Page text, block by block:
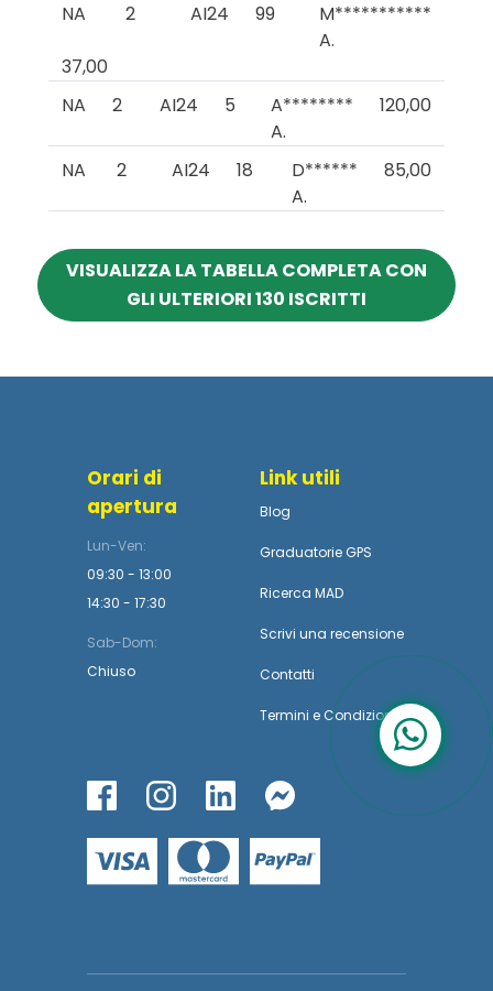
NA 2 AI24 99
M***********
A.
37,00
NA
2 AI24 5
A********
A.
120,00
NA 2 AI24 18
D******
A.
85,00
VISUALIZZA LA TABELLA COMPLETA CON
GLI ULTERIORI 130 ISCRITTI
Orari di
apertura
Lun-Ven:
09:30 - 13:00
14:30 - 17:30
Sab-Dom:
Chiuso
Link utili
Blog
Graduatorie GPS
Ricerca MAD
Scrivi una recensione
Contatti
Termini e Condizioni